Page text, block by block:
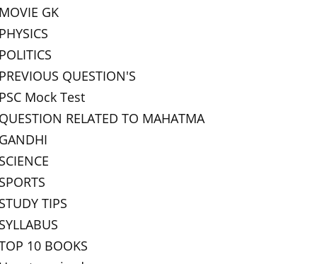
MOVIE GK
PHYSICS
POLITICS
PREVIOUS QUESTION'S
PSC Mock Test
QUESTION RELATED TO MAHATMA
GANDHI
SCIENCE
SPORTS
STUDY TIPS
SYLLABUS
10 BOOKS